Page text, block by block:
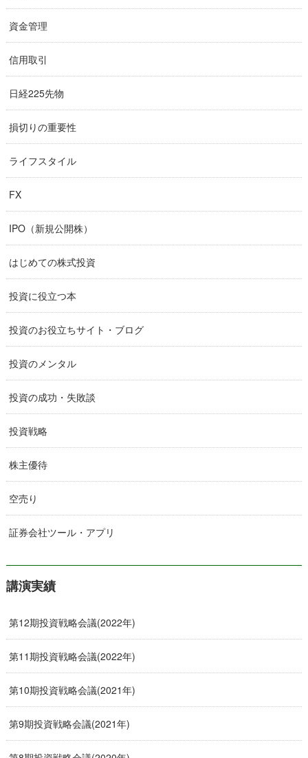
資金管理
信用取引
日経225先物
損切りの重要性
ライフスタイル
FX
IPO（新規公開株）
はじめての株式投資
投資に役立つ本
投資のお役立ちサイト・ブログ
投資のメンタル
投資の成功・失敗談
投資戦略
株主優待
空売り
証券会社ツール・アプリ
講演実績
第12期投資戦略会議(2022年)
第11期投資戦略会議(2022年)
第10期投資戦略会議(2021年)
第9期投資戦略会議(2021年)